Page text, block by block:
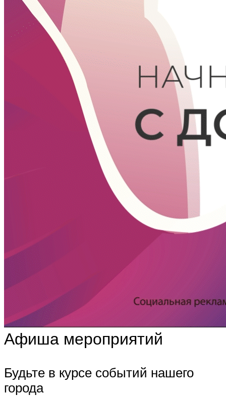
Афиша мероприятий
Будьте в курсе событий нашего
города